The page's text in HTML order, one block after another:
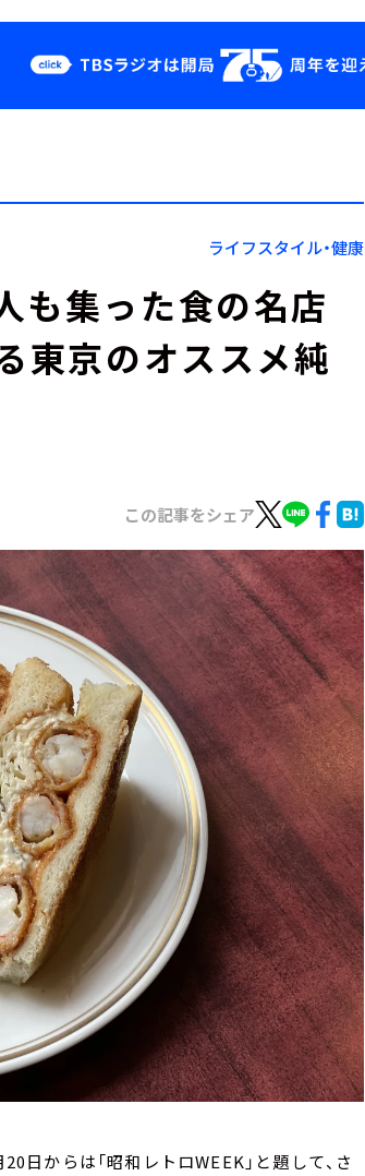
YouTube
会社情報
ライフスタイル・健康
も集った食の名店
東京のオススメ純
この記事をシェア
日からは「昭和レトロWEEK」と題して、さ